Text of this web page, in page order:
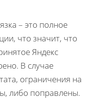
– это полное
что значит, что
Яндекс
В случае
ограничения на
либо поправлены.